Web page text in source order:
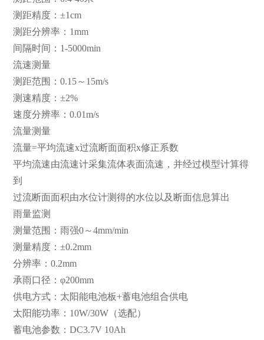
测距精度：±1cm
测距分辨率：1mm
间隔时间：1-5000min
流速测量
测距范围：0.15～15m/s
测速精度：±2%
速度分辨率：0.01m/s
流量测量
流量=平均流速x过流断面面积x修正系数
平均流速由流速计采集流体表面流速，并经过模型计算得
到
过流断面面积由水位计测得的水位以及断面信息算出
雨量监测
测量范围：雨强0～4mm/min
测量精度：±0.2mm
分辨率：0.2mm
承雨口径：φ200mm
供电方式：太阳能电池板+蓄电池组合供电
太阳能功率：10W/30W（选配）
蓄电池参数：DC3.7V 10Ah